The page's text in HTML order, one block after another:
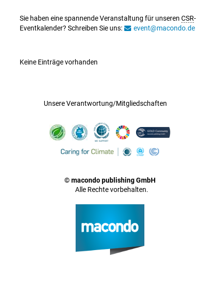
Sie haben eine spannende Veranstaltung für unseren CSR-
Eventkalender? Schreiben Sie uns:
event@macondo.de
Keine Einträge vorhanden
Unsere Verantwortung/Mitgliedschaften
© macondo publishing GmbH
Alle Rechte vorbehalten.